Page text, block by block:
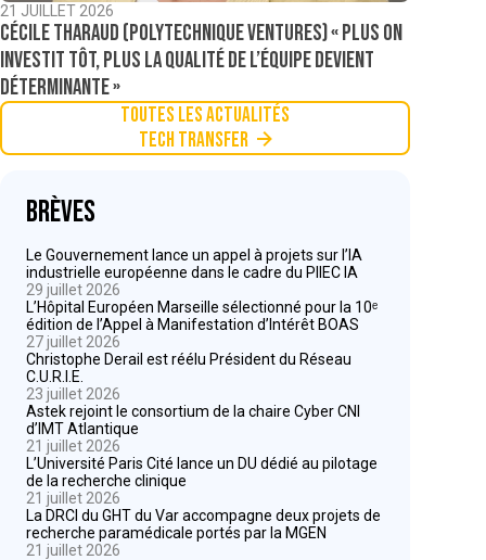
21 JUILLET 2026
Cécile Tharaud (Polytechnique Ventures) « Plus on
investit tôt, plus la qualité de l’équipe devient
déterminante »
Toutes les actualités
Tech Transfer
Brèves
Le Gouvernement lance un appel à projets sur l’IA
industrielle européenne dans le cadre du PIIEC IA
29 juillet 2026
L’Hôpital Européen Marseille sélectionné pour la 10ᵉ
édition de l’Appel à Manifestation d’Intérêt BOAS
27 juillet 2026
Christophe Derail est réélu Président du Réseau
C.U.R.I.E.
23 juillet 2026
Astek rejoint le consortium de la chaire Cyber CNI
d’IMT Atlantique
21 juillet 2026
L’Université Paris Cité lance un DU dédié au pilotage
de la recherche clinique
21 juillet 2026
La DRCI du GHT du Var accompagne deux projets de
recherche paramédicale portés par la MGEN
21 juillet 2026